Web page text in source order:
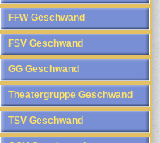
FFW Geschwand
FSV Geschwand
GG Geschwand
Theatergruppe Geschwand
TSV Geschwand